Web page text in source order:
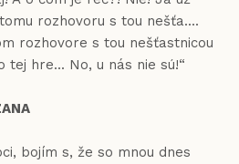
rozhovoru s tou nešťa....
rozhovore s tou nešťastnicou
tej hre... No, u nás nie sú!“
s, že so mnou dnes